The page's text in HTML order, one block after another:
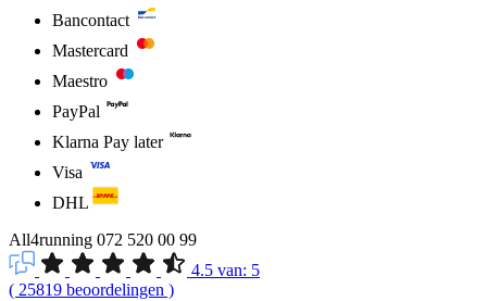
Bancontact
Mastercard
Maestro
PayPal
Klarna Pay later
Visa
DHL
All4running 072 520 00 99
4.5 van: 5
( 25819 beoordelingen )